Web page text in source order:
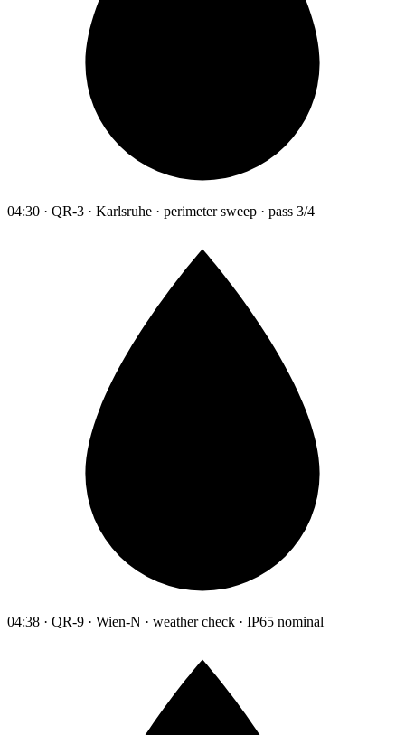
04:30 · QR-3 · Karlsruhe · perimeter sweep · pass 3/4
04:38 · QR-9 · Wien-N · weather check · IP65 nominal